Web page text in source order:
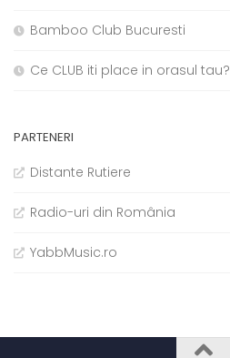
Bamboo Club Bucuresti
Ce CLUB iti place in orasul tau?
PARTENERI
Distante Rutiere
Radio-uri din România
YabbMusic.ro